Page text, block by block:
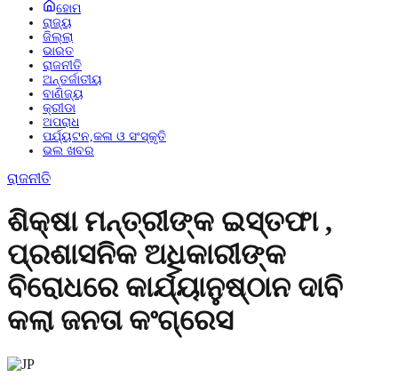
ହୋମ
ରାଜ୍ୟ
ଜିଲ୍ଲା
ଭାରତ
ରାଜନୀତି
ଅନ୍ତର୍ଜାତୀୟ
ବାଣିଜ୍ୟ
କ୍ରୀଡା
ଅପରାଧ
ପର୍ଯ୍ୟଟନ,କଳା ଓ ସଂସ୍କୃତି
ଭଲ ଖବର
ରାଜନୀତି
ଶିକ୍ଷା ମନ୍ତ୍ରୀଙ୍କ ଇସ୍ତଫା ,
ପ୍ରଶାସନିକ ଅଧିକାରୀଙ୍କ
ବିରୋଧରେ କାର୍ଯ୍ୟାନୁଷ୍ଠାନ ଦାବି
କଲା ଜନତା କଂଗ୍ରେସ